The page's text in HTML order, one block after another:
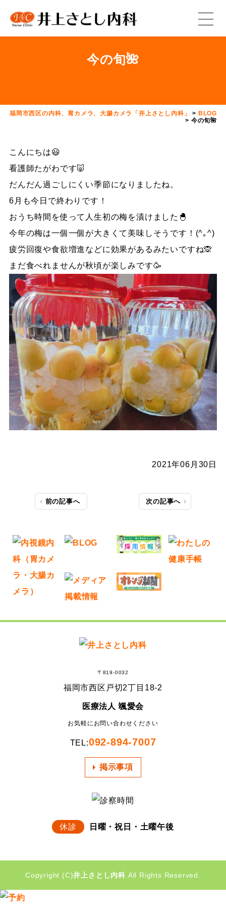
今の旬🌺
福岡市西区の内科、胃カメラ、大腸カメラ「井上さとし内科」 > BLOG
> 今の旬🌺
こんにちは😃
看護師たがわです🐷
だんだん過ごしにくい季節になりましたね。
6月も今日で終わりです！
おうち時間を使って人生初の梅を漬けました🐣
今年の梅は一個一個が大きくて美味しそうです！(^｡^)
疲労回復や食欲増進などに効果があるみたいですね🙊
まだ食べれませんが秋頃が楽しみです🥳
2021年06月30日
前の記事へ 次の記事へ
〒819-0032
福岡市西区戸切2丁目18-2
医療法人 颯愛会
お気軽にお問い合わせください
TEL:092-894-7007
掲示事項
休診 日曜・祝日・土曜午後
Copyright (C)井上さとし内科 .All Rights Reserved.